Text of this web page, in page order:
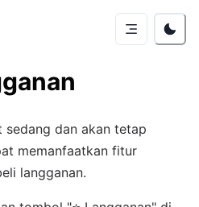
sedang dan akan tetap
memanfaatkan fitur
langganan.